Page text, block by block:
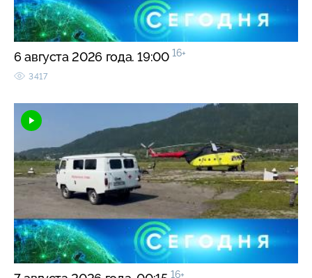
6 августа 2026 года. 19:00 16+
3417
16+